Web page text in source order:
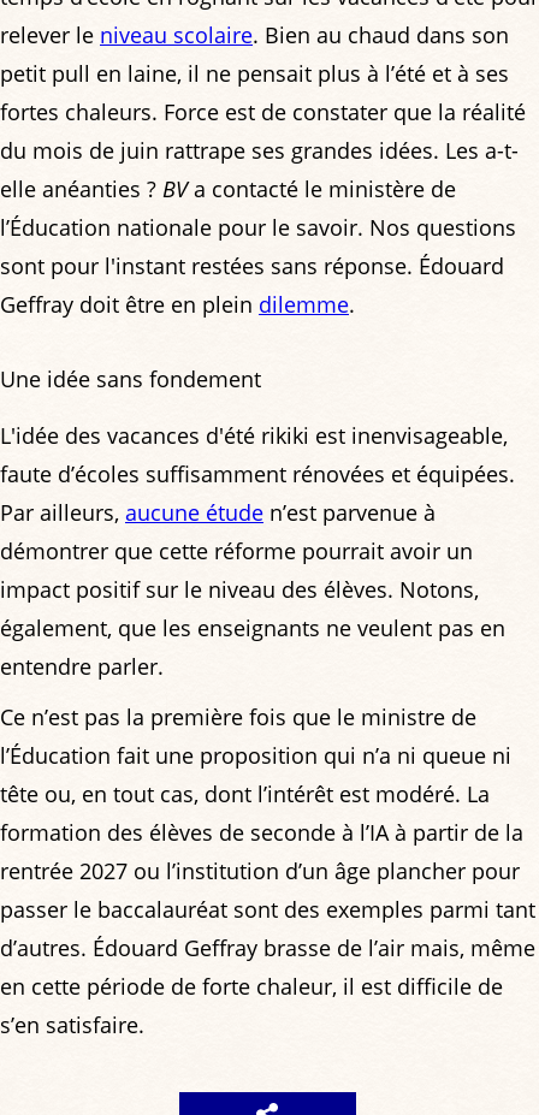
relever le niveau scolaire. Bien au chaud dans son
petit pull en laine, il ne pensait plus à l’été et à ses
fortes chaleurs. Force est de constater que la réalité
du mois de juin rattrape ses grandes idées. Les a-t-
elle anéanties ? BVa contacté le ministère de
l’Éducation nationale pour le savoir. Nos questions
sont pour l'instant restées sans réponse. Édouard
Geffray doit être en plein dilemme.
Une idée sans fondement
L'idée des vacances d'été rikiki est inenvisageable,
faute d’écoles suffisamment rénovées et équipées.
Par ailleurs, aucune étude n’est parvenue à
démontrer que cette réforme pourrait avoir un
impact positif sur le niveau des élèves. Notons,
également, que les enseignants ne veulent pas en
entendre parler.
Ce n’est pas la première fois que le ministre de
l’Éducation fait une proposition qui n’a ni queue ni
tête ou, en tout cas, dont l’intérêt est modéré. La
formation des élèves de seconde à l’IA à partir de la
rentrée 2027 ou l’institution d’un âge plancher pour
passer le baccalauréat sont des exemples parmi tant
d’autres. Édouard Geffray brasse de l’air mais, même
en cette période de forte chaleur, il est difficile de
s’en satisfaire.